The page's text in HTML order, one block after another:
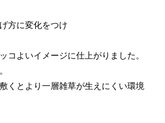
方に変化をつけ
コよいイメージに仕上がりました。
くとより一層雑草が生えにくい環境